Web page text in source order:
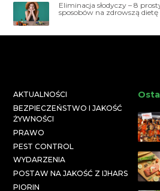
Eliminacja słodyczy – 8
sposobów na zdrowszą dietę
AKTUALNOŚCI
BEZPIECZEŃSTWO I JAKOŚĆ
ŻYWNOŚCI
PRAWO
PEST CONTROL
WYDARZENIA
POSTAW NA JAKOŚĆ Z IJHARS
PIORIN